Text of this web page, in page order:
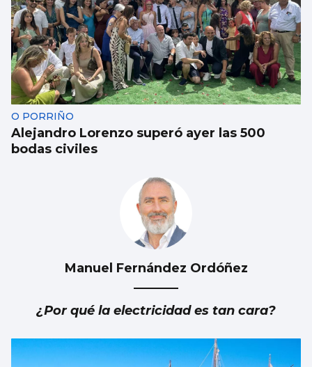
MÚSICA
Lucas Paulano representará a España en
Eurovisión Junior 2026
O PORRIÑO
Alejandro Lorenzo superó ayer las 500
bodas civiles
Manuel Fernández Ordóñez
¿Por qué la electricidad es tan cara?